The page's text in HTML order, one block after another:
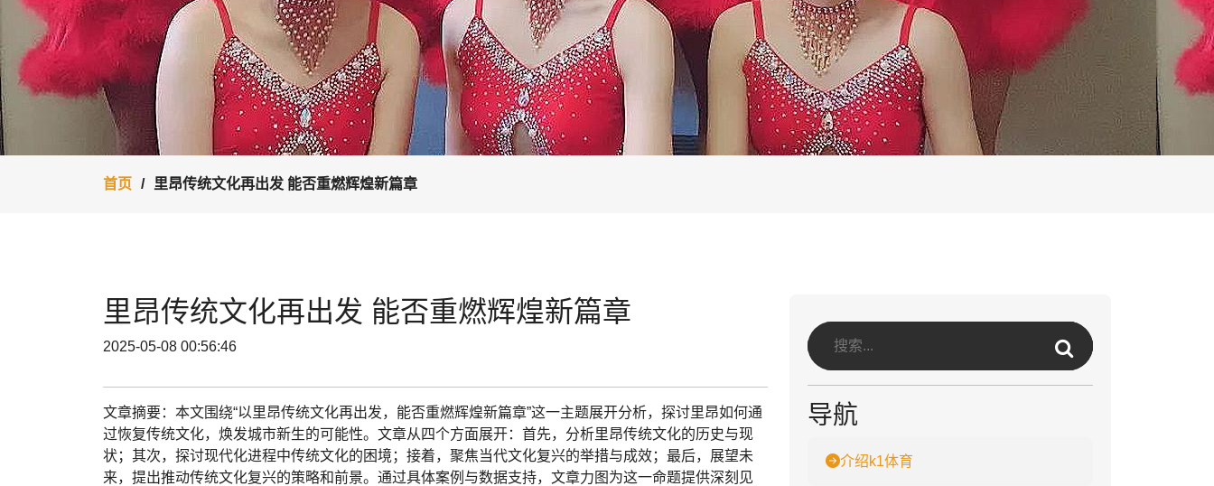
首页 里昂传统文化再出发 能否重燃辉煌新篇章
里昂传统文化再出发 能否重燃辉煌新篇章
2025-05-08 00:56:46
文章摘要：本文围绕“以里昂传统文化再出发，能否重燃辉煌新篇章”这一主题展开分析，探讨里昂如何通
过恢复传统文化，焕发城市新生的可能性。文章从四个方面展开：首先，分析里昂传统文化的历史与现
状；其次，探讨现代化进程中传统文化的困境；接着，聚焦当代文化复兴的举措与成效；最后，展望未
来，提出推动传统文化复兴的策略和前景。通过具体案例与数据支持，文章力图为这一命题提供深刻见
导航
介绍k1体育